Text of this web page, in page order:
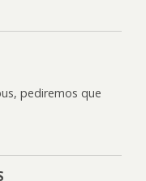
pediremos que